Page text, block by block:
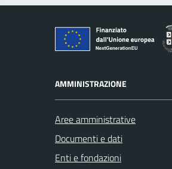
AMMINISTRAZIONE
Aree amministrative
Documenti e dati
Enti e fondazioni